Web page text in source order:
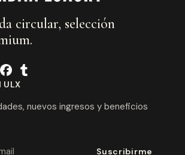
circular, selección
nuevos ingresos y beneficios